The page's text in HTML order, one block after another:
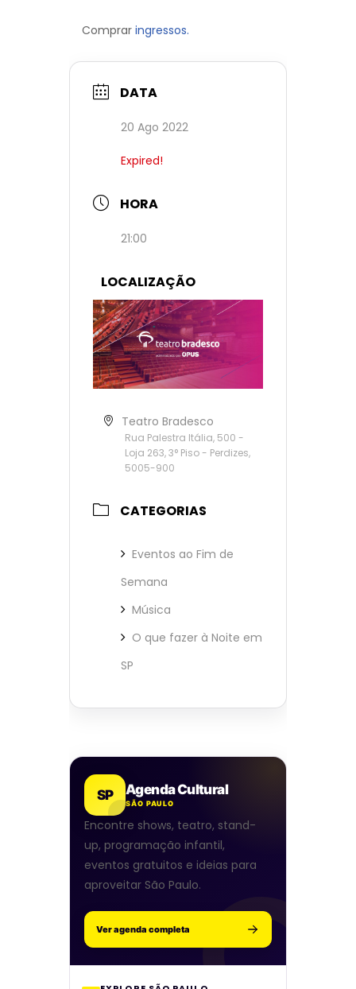
Comprar ingressos.
DATA
20 Ago 2022
Expired!
HORA
21:00
LOCALIZAÇÃO
Teatro Bradesco
Rua Palestra Itália, 500 -
Loja 263, 3° Piso - Perdizes,
5005-900
CATEGORIAS
Eventos ao Fim de
Semana
Música
O que fazer à Noite em
SP
SP Agenda Cultural
SÃO PAULO
Encontre shows, teatro, stand-
up, programação infantil,
eventos gratuitos e ideias para
aproveitar São Paulo.
Ver agenda completa